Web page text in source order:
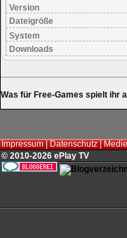
Version
Dateigröße
System
Downloads
Was für Free-Games spielt ihr
Impressum|Datenschutz|
© 2010-2026 ePlay TV